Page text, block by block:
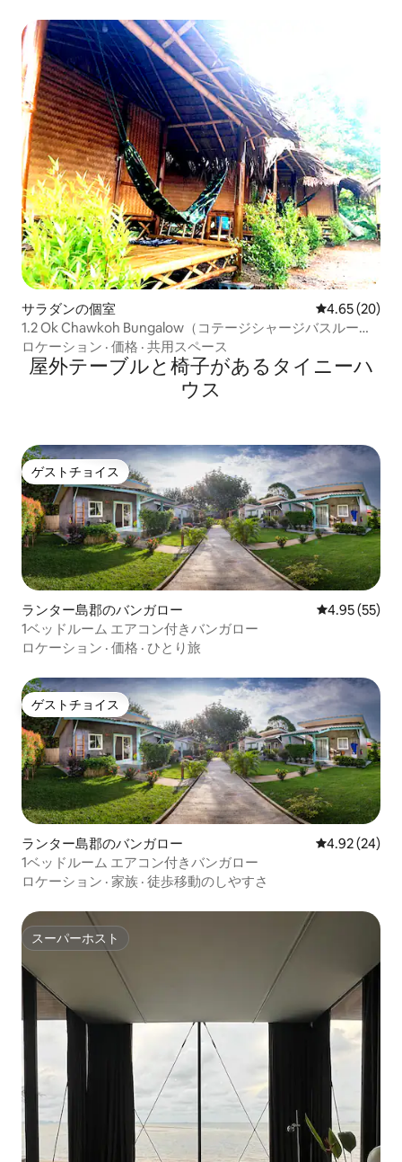
サラダンの個室 レビュー20
4.65 (20)
1.2 Ok Chawkoh Bungalow（コテージシャージバスルー
ム）
ロケーション · 価格 · 共用スペース
屋外テーブルと椅子があるタイニーハ
ウス
ゲストチョイス
ゲストチョイス
ランター島郡のバンガロー レビュー55
4.95 (55)
1ベッドルーム エアコン付きバンガロー
ロケーション · 価格 · ひとり旅
ゲストチョイス
ゲストチョイス
ランター島郡のバンガロー レビュー24
4.92 (24)
1ベッドルーム エアコン付きバンガロー
ロケーション · 家族 · 徒歩移動のしやすさ
スーパーホスト
スーパーホスト